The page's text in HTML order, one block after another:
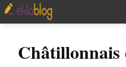
Châtillonnais